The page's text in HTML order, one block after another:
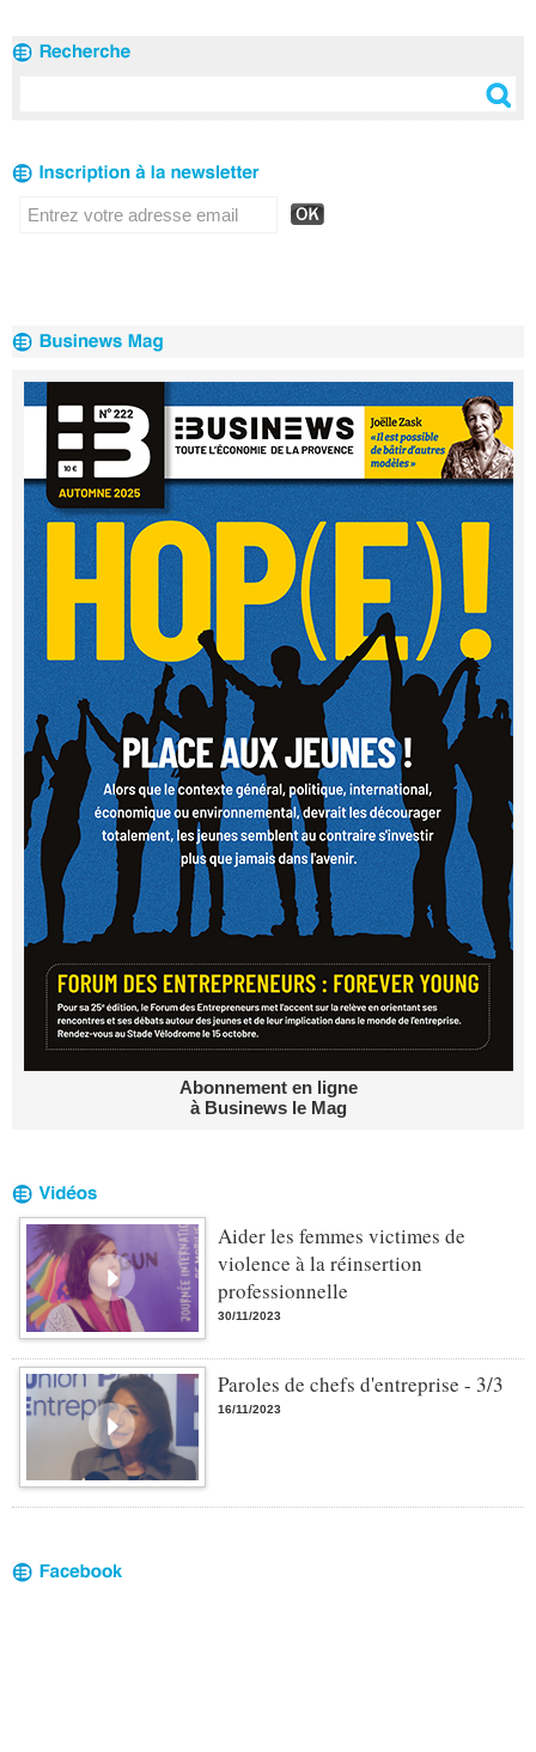
Abonnement en ligne
à Businews le Mag
Aider les femmes victimes de
violence à la réinsertion
professionnelle
30/11/2023
Paroles de chefs d'entreprise - 3/3
16/11/2023